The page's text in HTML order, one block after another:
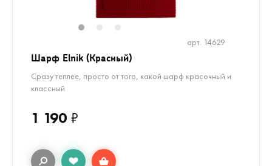
арт. 14629
Шарф Elnik (Красный)
Сразу теплее, просто от того, какой шарф красочный и
классный
1 190 ₽